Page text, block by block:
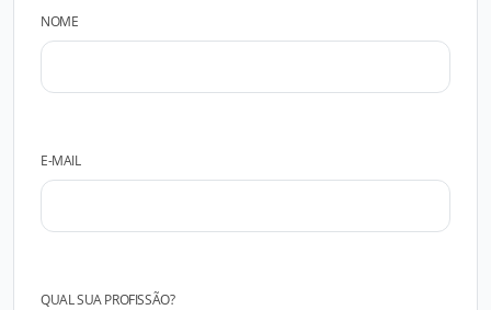
NOME
E-MAIL
QUAL SUA PROFISSÃO?